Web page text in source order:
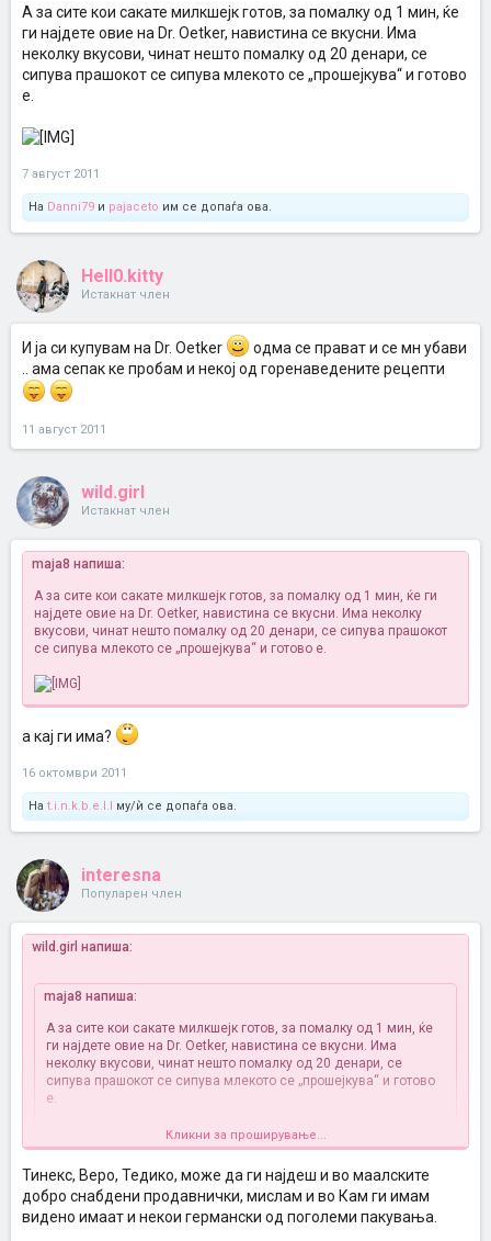
А за сите кои сакате милкшејк готов, за помалку од 1 мин, ќе
ги најдете овие на Dr. Oetker, навистина се вкусни. Има
неколку вкусови, чинат нешто помалку од 20 денари, се
сипува прашокот се сипува млекото се „прошејкува“ и готово
е.
7 август 2011
На Danni79 и pajaceto им се допаѓа ова.
Hell0.kitty
Истакнат член
И ја си купувам на Dr. Oetker
одма се прават и се мн убави
.. ама сепак ке пробам и некој од горенаведените рецепти
11 август 2011
wild.girl
Истакнат член
maja8 напиша:
А за сите кои сакате милкшејк готов, за помалку од 1 мин, ќе ги
најдете овие на Dr. Oetker, навистина се вкусни. Има неколку
вкусови, чинат нешто помалку од 20 денари, се сипува прашокот
се сипува млекото се „прошејкува“ и готово е.
а кај ги има?
16 октомври 2011
На t.i.n.k.b.e.l.l му/ѝ се допаѓа ова.
interesna
Популарен член
wild.girl напиша:
maja8 напиша:
А за сите кои сакате милкшејк готов, за помалку од 1 мин, ќе
ги најдете овие на Dr. Oetker, навистина се вкусни. Има
неколку вкусови, чинат нешто помалку од 20 денари, се
сипува прашокот се сипува млекото се „прошејкува“ и готово
е.
а кај ги има?
Кликни за проширување...
Тинекс, Веро, Тедико, може да ги најдеш и во маалските
добро снабдени продавнички, мислам и во Кам ги имам
видено имаат и некои германски од поголеми пакувања.